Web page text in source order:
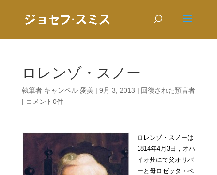
ロレンゾ・スノー
執筆者 キャンベル 愛美 | 9月 3, 2013 | 回復された預言者
| コメント0件
ロレンゾ・スノーは
1814年4月3日，オハ
イオ州にて父オリバ
ーと母ロゼッタ・ペ